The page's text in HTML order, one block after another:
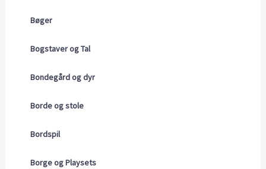
Bøger
Bogstaver og Tal
Bondegård og dyr
Borde og stole
Bordspil
Borge og Playsets